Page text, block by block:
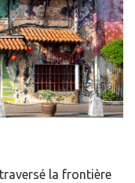
la frontière